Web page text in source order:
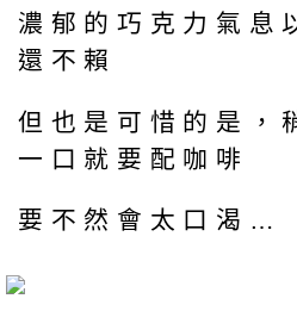
濃郁的巧克力氣息
還不賴
但也是可惜的是，
一口就要配咖啡
要不然會太口渴…